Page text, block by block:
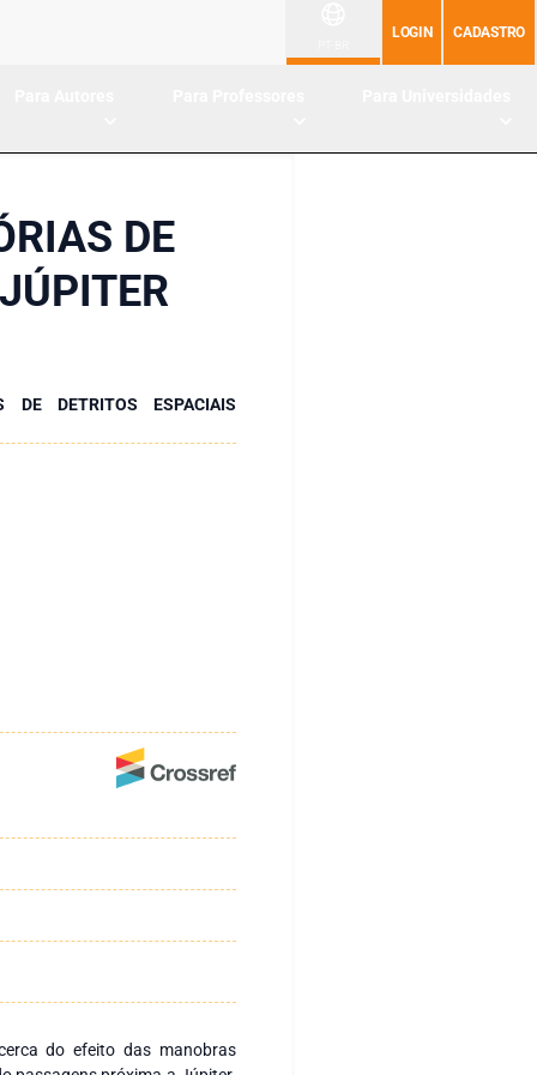
LOGIN CADASTRO
DE
DE DETRITOS ESPACIAIS
do efeito das manobras